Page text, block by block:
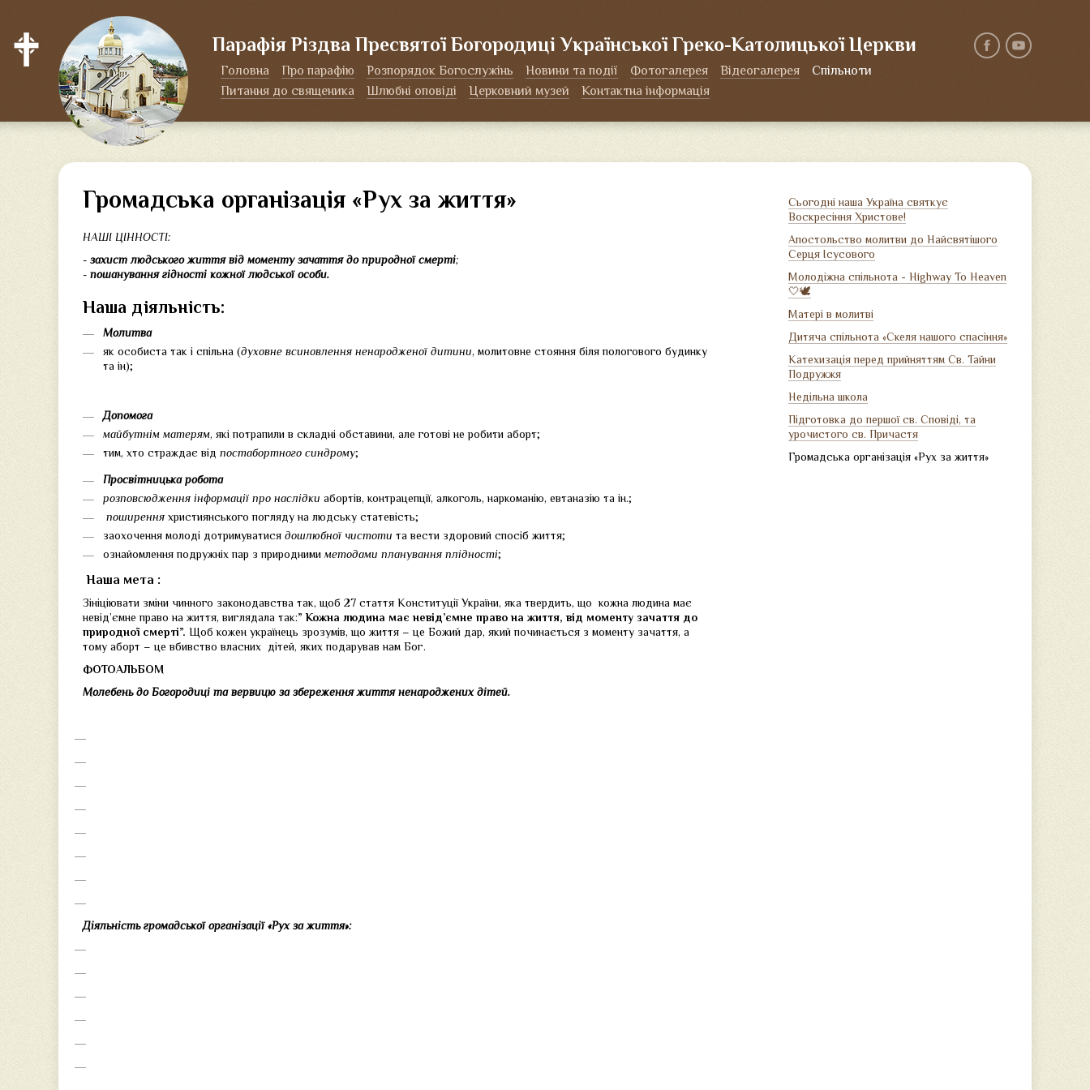
Парафія Різдва Пресвятої Богородиці Української Греко-Католицької Церкви
Головна Про парафію Розпорядок Богослужінь Новини та події Фотогалерея Відеогалерея
Спільноти
Питання до священика
Шлюбні оповіді Церковний музей Контактна інформація
Громадська організація «Рух за життя»
НАШІ ЦІННОСТІ:
- захист людського життя від моменту зачаття до природної смерті;
- пошанування гідності кожної людської особи.
Наша діяльність:
Молитва
як особиста так і спільна (духовне всиновлення ненародженої дитини, молитовне стояння біля пологового будинку
та ін);
Допомога
майбутнім матерям, які потрапили в складні обставини, але готові не робити аборт;
тим, хто страждає від постабортного синдрому;
Просвітницька робота
розповсюдження інформації про наслідки абортів, контрацепції, алкоголь, наркоманію, евтаназію та ін.;
поширенняхристиянського погляду на людську статевість;
заохочення молоді дотримуватися дошлюбної чистоти та вести здоровий спосіб життя;
ознайомлення подружніх пар з природними методами планування плідності;
Наша мета :
Зініціювати зміни чинного законодавства так, щоб 27 стаття Конституції України, яка твердить, що кожна людина має
невід’ємне право на життя, виглядала так:”Кожна людина має невід’ємне право на життя, від моменту зачаття до
природної смерті”. Щоб кожен українець зрозумів, що життя – це Божий дар, який починається з моменту зачаття, а
тому аборт – це вбивство власних дітей, яких подарував нам Бог.
ФОТОАЛЬБОМ
Молебень до Богородиці та вервицю за збереження життя ненароджених дітей.
Діяльність громадської організації «Рух за життя»:
Сьогодні наша Україна святкує
Воскресіння Христове!
Апостольство молитви до Найсвятішого
Серця Ісусового
Молодіжна спільнота - Highway To Heaven
🤍🕊
Матері в молитві
Дитяча спільнота «Скеля нашого спасіння»
Катехизація перед прийняттям Св. Тайни
Подружжя
Недільна школа
Підготовка до першої св. Сповіді, та
урочистого св. Причастя
Громадська організація «Рух за життя»